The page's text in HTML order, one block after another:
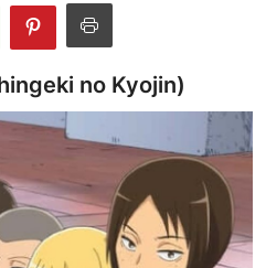
no Kyojin)